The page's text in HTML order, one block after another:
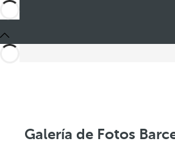
Galería de Fotos